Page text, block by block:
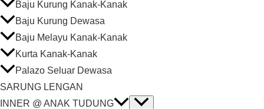
Baju Kurung Kanak-Kanak
Baju Kurung Dewasa
Baju Melayu Kanak-Kanak
Kurta Kanak-Kanak
Palazo Seluar Dewasa
SARUNG LENGAN
INNER @ ANAK TUDUNG